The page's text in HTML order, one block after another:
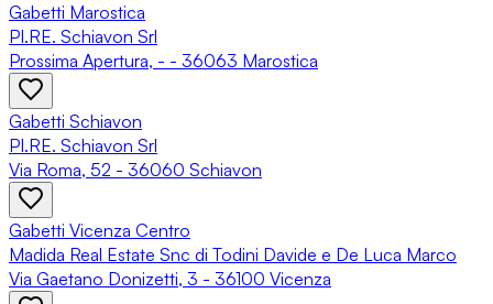
Gabetti Marostica
PI.RE. Schiavon Srl
Prossima Apertura, - - 36063 Marostica
Gabetti Schiavon
PI.RE. Schiavon Srl
Via Roma, 52 - 36060 Schiavon
Gabetti Vicenza Centro
Madida Real Estate Snc di Todini Davide e De Luca Marco
Via Gaetano Donizetti, 3 - 36100 Vicenza